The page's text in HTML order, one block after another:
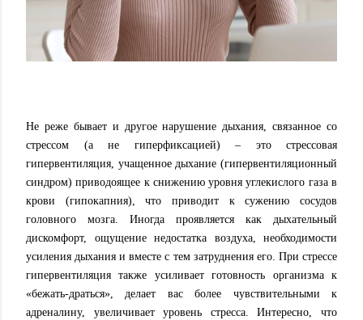
Не реже бывает и другое нарушение дыхания, связанное со
стрессом (а не гиперфиксацией) – это стрессовая
гипервентиляция, учащенное дыхание (гипервентиляционный
синдром) приводоящее к снижению уровня углекислого газа в
крови (гипокапния), что приводит к сужению сосудов
головного мозга. Иногда проявляется как дыхательный
дискомфорт, ощущение недостатка воздуха, необходимости
усиления дыхания и вместе с тем затруднения его. При стрессе
гипервентиляция также усиливает готовность организма к
«бежать-драться», делает вас более чувствительными к
адреналину, увеличивает уровень стресса. Интересно, что